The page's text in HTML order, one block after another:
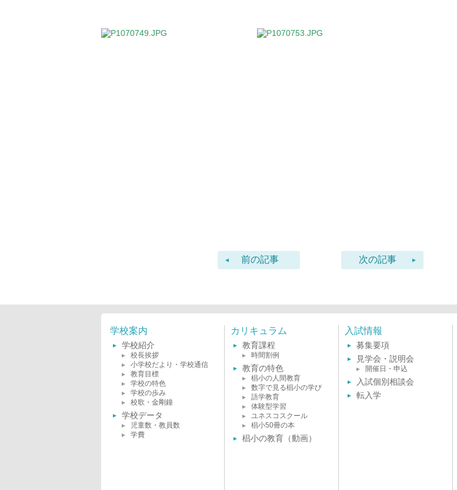
前の記事 次の記事
学校案内
学校紹介
校長挨拶
小学校だより・学校通信
教育目標
学校の特色
学校の歩み
校歌・金剛鐘
学校データ
児童数・教員数
学費
カリキュラム
教育課程
時間割例
教育の特色
椙小の人間教育
数字で見る椙小の学び
語学教育
体験型学習
ユネスコスクール
椙小50冊の本
椙小の教育（動画）
入試情報
募集要項
見学会・説明会
開催日・申込
入試個別相談会
転入学